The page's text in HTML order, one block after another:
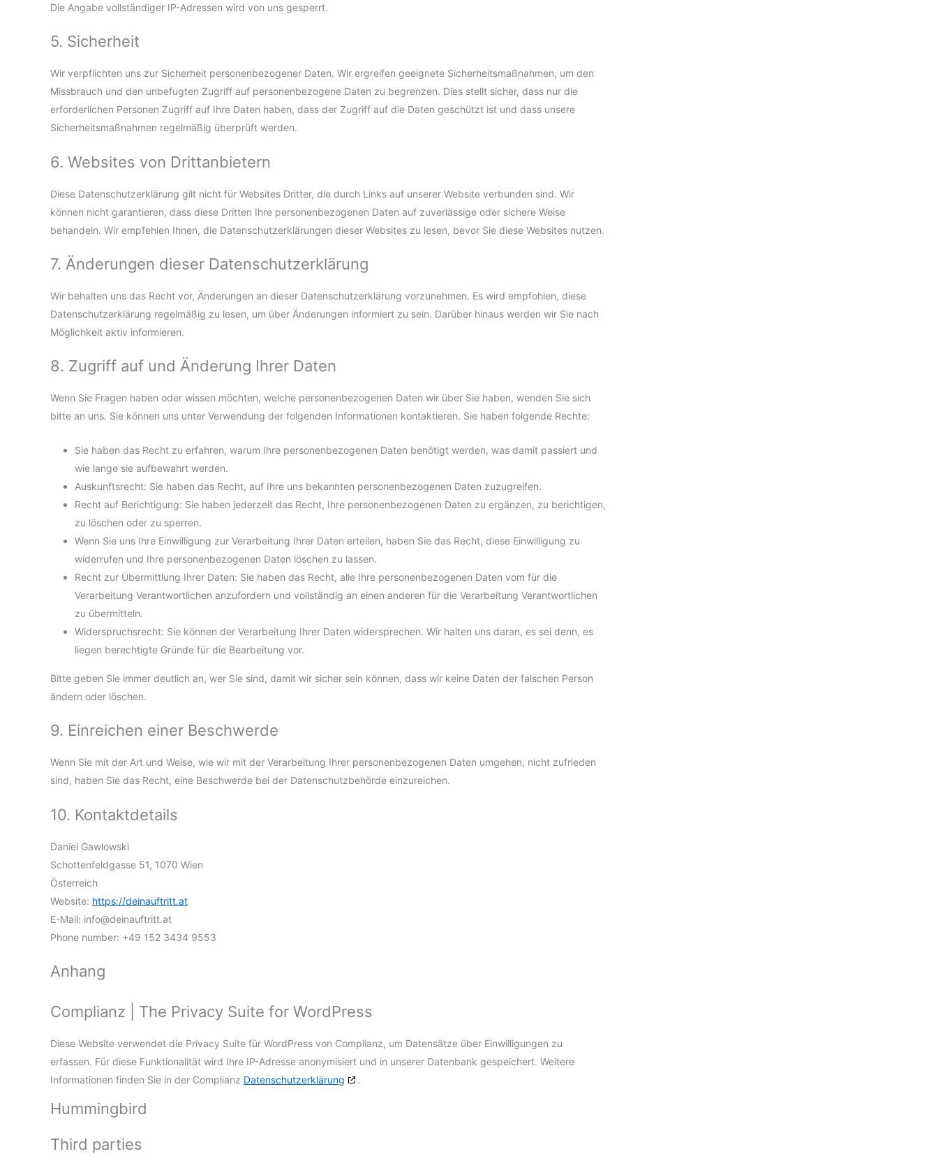
Die Angabe vollständiger IP-Adressen wird von uns gesperrt.
5. Sicherheit
Wir verpflichten uns zur Sicherheit personenbezogener Daten. Wir ergreifen geeignete Sicherheitsmaßnahmen, um den
Missbrauch und den unbefugten Zugriff auf personenbezogene Daten zu begrenzen. Dies stellt sicher, dass nur die
erforderlichen Personen Zugriff auf Ihre Daten haben, dass der Zugriff auf die Daten geschützt ist und dass unsere
Sicherheitsmaßnahmen regelmäßig überprüft werden.
6. Websites von Drittanbietern
Diese Datenschutzerklärung gilt nicht für Websites Dritter, die durch Links auf unserer Website verbunden sind. Wir
können nicht garantieren, dass diese Dritten Ihre personenbezogenen Daten auf zuverlässige oder sichere Weise
behandeln. Wir empfehlen Ihnen, die Datenschutzerklärungen dieser Websites zu lesen, bevor Sie diese Websites nutzen.
7. Änderungen dieser Datenschutzerklärung
Wir behalten uns das Recht vor, Änderungen an dieser Datenschutzerklärung vorzunehmen. Es wird empfohlen, diese
Datenschutzerklärung regelmäßig zu lesen, um über Änderungen informiert zu sein. Darüber hinaus werden wir Sie nach
Möglichkeit aktiv informieren.
8. Zugriff auf und Änderung Ihrer Daten
Wenn Sie Fragen haben oder wissen möchten, welche personenbezogenen Daten wir über Sie haben, wenden Sie sich
bitte an uns. Sie können uns unter Verwendung der folgenden Informationen kontaktieren. Sie haben folgende Rechte:
Sie haben das Recht zu erfahren, warum Ihre personenbezogenen Daten benötigt werden, was damit passiert und
wie lange sie aufbewahrt werden.
Auskunftsrecht: Sie haben das Recht, auf Ihre uns bekannten personenbezogenen Daten zuzugreifen.
Recht auf Berichtigung: Sie haben jederzeit das Recht, Ihre personenbezogenen Daten zu ergänzen, zu berichtigen,
zu löschen oder zu sperren.
Wenn Sie uns Ihre Einwilligung zur Verarbeitung Ihrer Daten erteilen, haben Sie das Recht, diese Einwilligung zu
widerrufen und Ihre personenbezogenen Daten löschen zu lassen.
Recht zur Übermittlung Ihrer Daten: Sie haben das Recht, alle Ihre personenbezogenen Daten vom für die
Verarbeitung Verantwortlichen anzufordern und vollständig an einen anderen für die Verarbeitung Verantwortlichen
zu übermitteln.
Widerspruchsrecht: Sie können der Verarbeitung Ihrer Daten widersprechen. Wir halten uns daran, es sei denn, es
liegen berechtigte Gründe für die Bearbeitung vor.
Bitte geben Sie immer deutlich an, wer Sie sind, damit wir sicher sein können, dass wir keine Daten der falschen Person
ändern oder löschen.
9. Einreichen einer Beschwerde
Wenn Sie mit der Art und Weise, wie wir mit der Verarbeitung Ihrer personenbezogenen Daten umgehen, nicht zufrieden
sind, haben Sie das Recht, eine Beschwerde bei der Datenschutzbehörde einzureichen.
10. Kontaktdetails
Daniel Gawlowski
Schottenfeldgasse 51, 1070 Wien
Österreich
Website: https://deinauftritt.at
E-Mail: info@deinauftritt.at
Phone number: +49 152 3434 9553
Anhang
Complianz | The Privacy Suite for WordPress
Diese Website verwendet die Privacy Suite für WordPress von Complianz, um Datensätze über Einwilligungen zu
erfassen. Für diese Funktionalität wird Ihre IP-Adresse anonymisiert und in unserer Datenbank gespeichert. Weitere
Informationen finden Sie in der Complianz Datenschutzerklärung .
Hummingbird
Third parties